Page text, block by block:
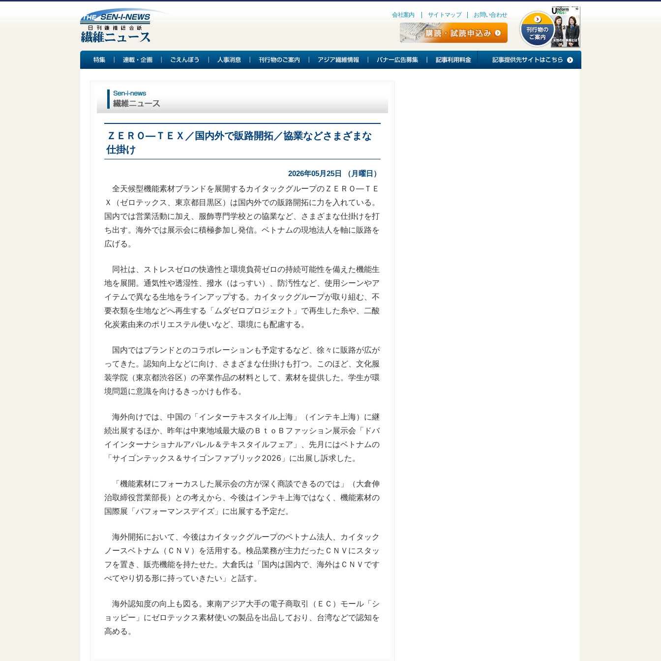
会社案内 サイトマップ お問い合わせ
ＺＥＲＯ―ＴＥＸ／国内外で販路開拓／協業などさまざまな
仕掛け
2026年05月25日 （月曜日）
全天候型機能素材ブランドを展開するカイタックグループのＺＥＲＯ―ＴＥ
Ｘ（ゼロテックス、東京都目黒区）は国内外での販路開拓に力を入れている。
国内では営業活動に加え、服飾専門学校との協業など、さまざまな仕掛けを打
ち出す。海外では展示会に積極参加し発信。ベトナムの現地法人を軸に販路を
広げる。
同社は、ストレスゼロの快適性と環境負荷ゼロの持続可能性を備えた機能生
地を展開。通気性や透湿性、撥水（はっすい）、防汚性など、使用シーンやア
イテムで異なる生地をラインアップする。カイタックグループが取り組む、不
要衣類を生地などへ再生する「ムダゼロプロジェクト」で再生した糸や、二酸
化炭素由来のポリエステル使いなど、環境にも配慮する。
国内ではブランドとのコラボレーションも予定するなど、徐々に販路が広が
ってきた。認知向上などに向け、さまざまな仕掛けも打つ。このほど、文化服
装学院（東京都渋谷区）の卒業作品の材料として、素材を提供した。学生が環
境問題に意識を向けるきっかけも作る。
海外向けでは、中国の「インターテキスタイル上海」（インテキ上海）に継
続出展するほか、昨年は中東地域最大級のＢｔｏＢファッション展示会「ドバ
イインターナショナルアパレル＆テキスタイルフェア」、先月にはベトナムの
「サイゴンテックス＆サイゴンファブリック2026」に出展し訴求した。
「機能素材にフォーカスした展示会の方が深く商談できるのでは」（大倉伸
治取締役営業部長）との考えから、今後はインテキ上海ではなく、機能素材の
国際展「パフォーマンスデイズ」に出展する予定だ。
海外開拓において、今後はカイタックグループのベトナム法人、カイタック
ノースベトナム（ＣＮＶ）を活用する。検品業務が主力だったＣＮＶにスタッ
フを置き、販売機能を持たせた。大倉氏は「国内は国内で、海外はＣＮＶです
べてやり切る形に持っていきたい」と話す。
海外認知度の向上も図る。東南アジア大手の電子商取引（ＥＣ）モール「シ
ョッピー」にゼロテックス素材使いの製品を出品しており、台湾などで認知を
高める。